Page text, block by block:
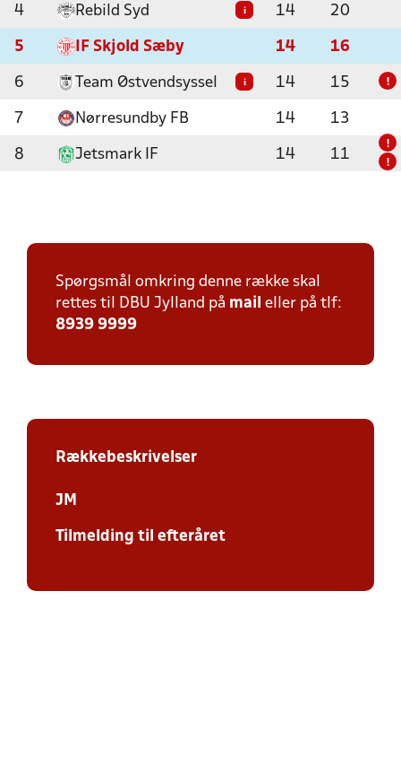
4 Rebild Syd i 14 20
5 IF Skjold Sæby 14 16
6 Team Østvendsyssel i 14 15 !
7 Nørresundby FB 14 13
8 Jetsmark IF 14 11
!
!
Spørgsmål omkring denne række skal
rettes til DBU Jylland på mail eller på tlf:
8939 9999
Rækkebeskrivelser
JM
Tilmelding til efteråret